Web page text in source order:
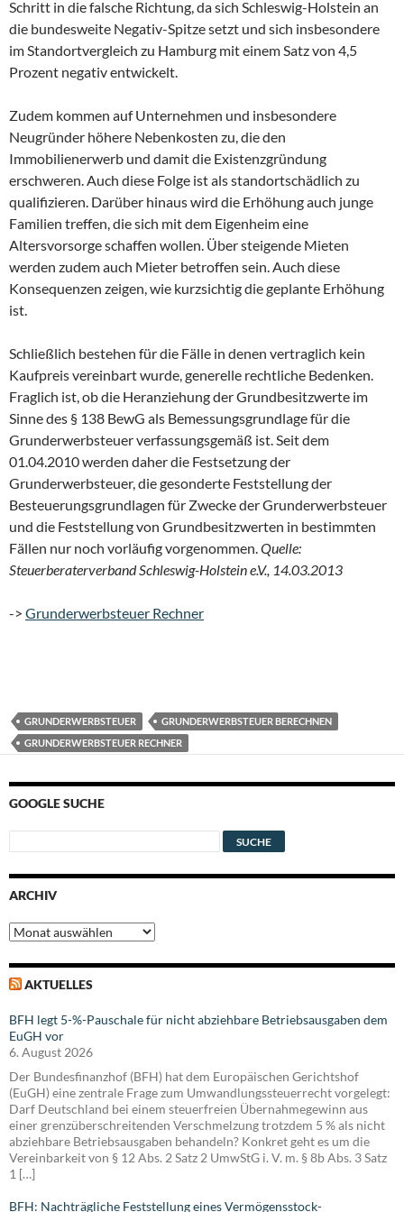
Schritt in die falsche Richtung, da sich Schleswig-Holstein an
die bundesweite Negativ-Spitze setzt und sich insbesondere
im Standortvergleich zu Hamburg mit einem Satz von 4,5
Prozent negativ entwickelt.
Zudem kommen auf Unternehmen und insbesondere
Neugründer höhere Nebenkosten zu, die den
Immobilienerwerb und damit die Existenzgründung
erschweren. Auch diese Folge ist als standortschädlich zu
qualifizieren. Darüber hinaus wird die Erhöhung auch junge
Familien treffen, die sich mit dem Eigenheim eine
Altersvorsorge schaffen wollen. Über steigende Mieten
werden zudem auch Mieter betroffen sein. Auch diese
Konsequenzen zeigen, wie kurzsichtig die geplante Erhöhung
ist.
Schließlich bestehen für die Fälle in denen vertraglich kein
Kaufpreis vereinbart wurde, generelle rechtliche Bedenken.
Fraglich ist, ob die Heranziehung der Grundbesitzwerte im
Sinne des § 138 BewG als Bemessungsgrundlage für die
Grunderwerbsteuer verfassungsgemäß ist. Seit dem
01.04.2010 werden daher die Festsetzung der
Grunderwerbsteuer, die gesonderte Feststellung der
Besteuerungsgrundlagen für Zwecke der Grunderwerbsteuer
und die Feststellung von Grundbesitzwerten in bestimmten
Fällen nur noch vorläufig vorgenommen. Quelle:
Steuerberaterverband Schleswig-Holstein e.V., 14.03.2013
-> Grunderwerbsteuer Rechner
GRUNDERWERBSTEUER
GRUNDERWERBSTEUER BERECHNEN
GRUNDERWERBSTEUER RECHNER
GOOGLE SUCHE
ARCHIV
Archiv
AKTUELLES
BFH legt 5-%-Pauschale für nicht abziehbare Betriebsausgaben dem
EuGH vor
6. August 2026
Der Bundesfinanzhof (BFH) hat dem Europäischen Gerichtshof
(EuGH) eine zentrale Frage zum Umwandlungssteuerrecht vorgelegt:
Darf Deutschland bei einem steuerfreien Übernahmegewinn aus
einer grenzüberschreitenden Verschmelzung trotzdem 5 % als nicht
abziehbare Betriebsausgaben behandeln? Konkret geht es um die
Vereinbarkeit von § 12 Abs. 2 Satz 2 UmwStG i. V. m. § 8b Abs. 3 Satz
1 […]
BFH: Nachträgliche Feststellung eines Vermögensstock-